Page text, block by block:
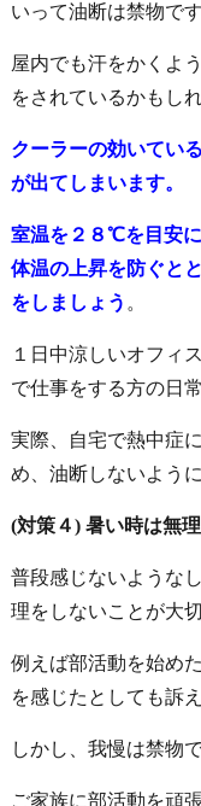
いって油断は禁物です
屋内でも汗をかくよ
をされているかもし
クーラーの効いてい
が出てしまいます。
室温を２８℃を目安
体温の上昇を防ぐと
をしましょう 。
１日中涼しいオフィ
で仕事をする方の日
実際、自宅で熱中症
め、油断しないよう
(対策４) 暑い時は無
普段感じないような
理をしないことが大切
例えば部活動を始め
を感じたとしても訴
しかし、我慢は禁物で
ご家族に部活動を頑